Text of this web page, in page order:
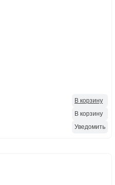
В корзину
В корзину
Уведомить